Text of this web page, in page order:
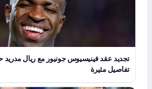
تفاصيل مثيرة